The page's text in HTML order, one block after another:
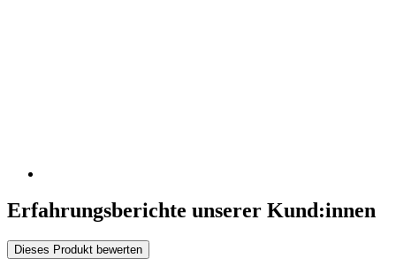
Erfahrungsberichte unserer Kund:innen
Dieses Produkt bewerten